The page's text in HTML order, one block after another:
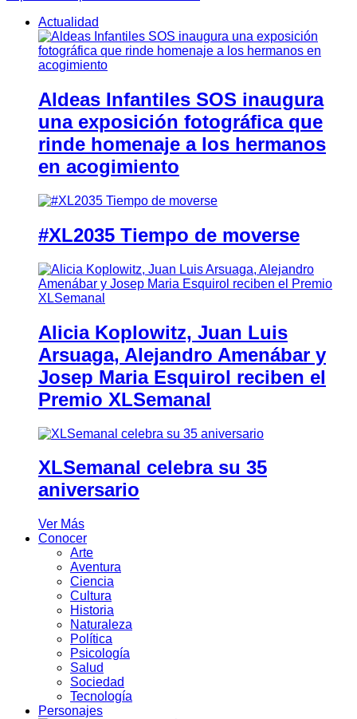
Actualidad
Aldeas Infantiles SOS inaugura
una exposición fotográfica que
rinde homenaje a los hermanos
en acogimiento
#XL2035 Tiempo de moverse
Alicia Koplowitz, Juan Luis
Arsuaga, Alejandro Amenábar y
Josep Maria Esquirol reciben el
Premio XLSemanal
XLSemanal celebra su 35
aniversario
Ver Más
Conocer
Arte
Aventura
Ciencia
Cultura
Historia
Naturaleza
Política
Psicología
Salud
Sociedad
Tecnología
Personajes